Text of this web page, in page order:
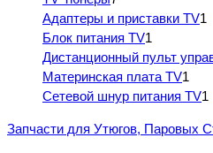
Адаптеры и приставки TV1
Блок питания TV1
Дистанционный пульт
Материнская плата TV1
Сетевой шнур питания TV1
Запчасти для Утюгов, Паровых